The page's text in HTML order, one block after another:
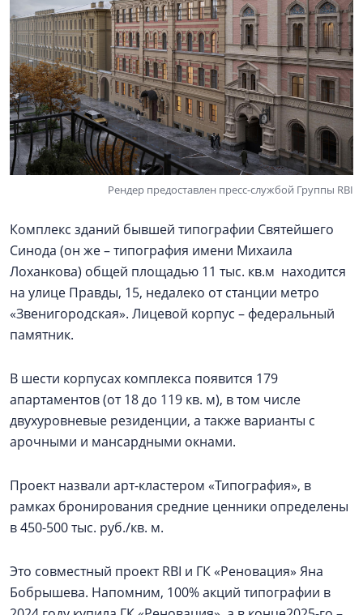
Рендер предоставлен пресс-службой Группы RBI
Комплекс зданий бывшей типографии Святейшего
Синода (он же – типография имени Михаила
Лоханкова) общей площадью 11 тыс. кв.м находится
на улице Правды, 15, недалеко от станции метро
«Звенигородская». Лицевой корпус – федеральный
памятник.
В шести корпусах комплекса появится 179
апартаментов (от 18 до 119 кв. м), в том числе
двухуровневые резиденции, а также варианты с
арочными и мансардными окнами.
Проект назвали арт-кластером «Типография», в
рамках бронирования средние ценники определены
в 450-500 тыс. руб./кв. м.
Это совместный проект RBI и ГК «Реновация» Яна
Бобрышева. Напомним, 100% акций типографии в